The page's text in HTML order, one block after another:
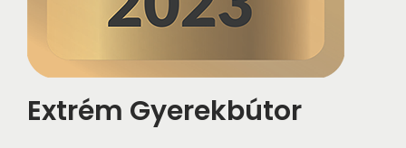
Extrém Gyerekbútor